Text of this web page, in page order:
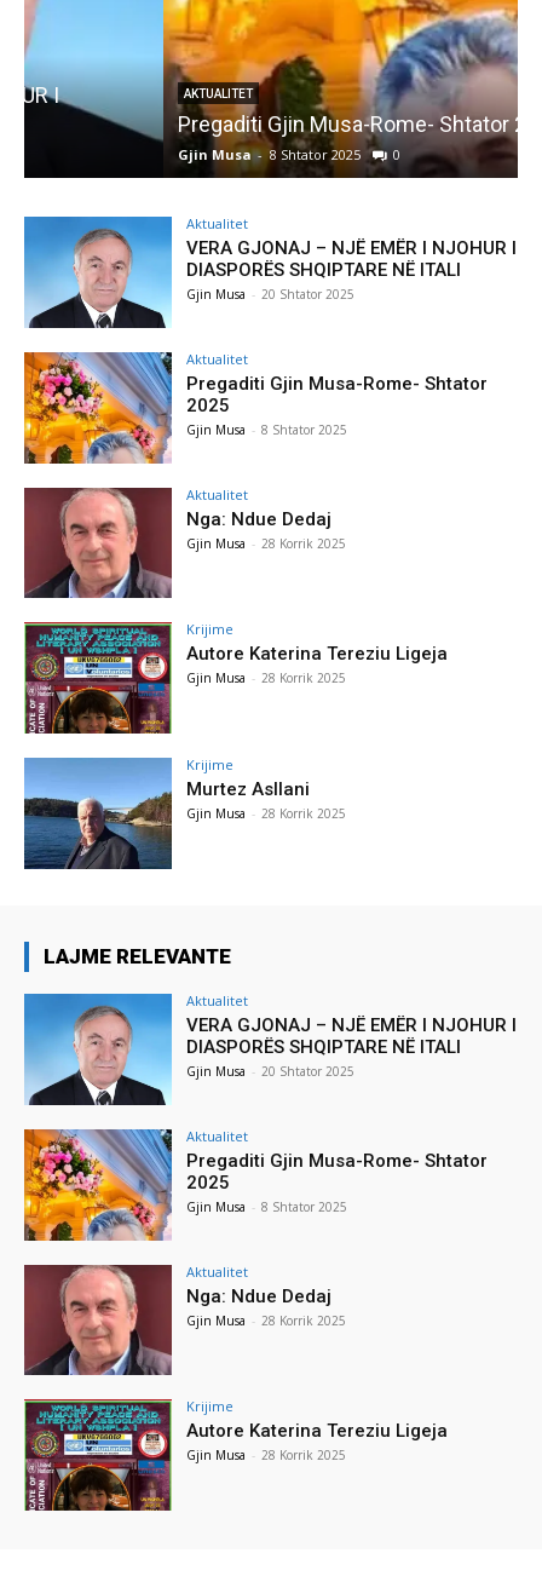
AKTUALITET
Pregaditi Gjin Musa-Rome- Shtator 2025
8 Shtator 2025 0
Aktualitet
VERA GJONAJ – NJË EMËR I NJOHUR I
DIASPORËS SHQIPTARE NË ITALI
Gjin Musa - 20 Shtator 2025
Aktualitet
Pregaditi Gjin Musa-Rome- Shtator
2025
Gjin Musa - 8 Shtator 2025
Aktualitet
Nga: Ndue Dedaj
Gjin Musa - 28 Korrik 2025
Krijime
Autore Katerina Tereziu Ligeja
Gjin Musa - 28 Korrik 2025
Krijime
Murtez Asllani
Gjin Musa - 28 Korrik 2025
LAJME RELEVANTE
Aktualitet
VERA GJONAJ – NJË EMËR I NJOHUR I
DIASPORËS SHQIPTARE NË ITALI
Gjin Musa - 20 Shtator 2025
Aktualitet
Pregaditi Gjin Musa-Rome- Shtator
2025
Gjin Musa - 8 Shtator 2025
Aktualitet
Nga: Ndue Dedaj
Gjin Musa - 28 Korrik 2025
Krijime
Autore Katerina Tereziu Ligeja
Gjin Musa - 28 Korrik 2025